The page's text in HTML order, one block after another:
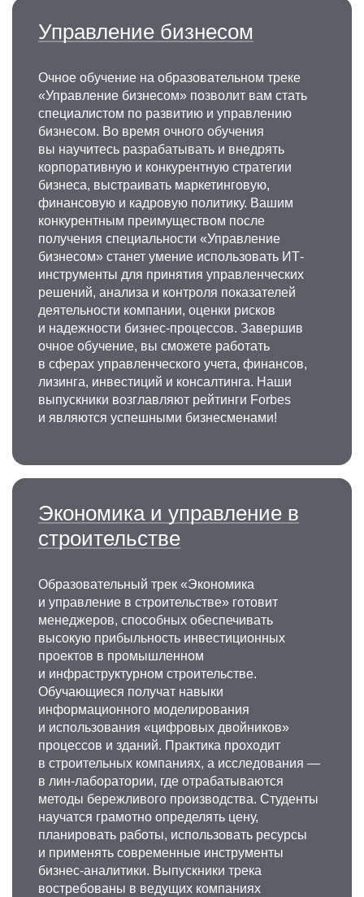
Управление бизнесом
Очное обучение на образовательном треке
«Управление бизнесом» позволит вам стать
специалистом по развитию и управлению
бизнесом. Во время очного обучения
вы научитесь разрабатывать и внедрять
корпоративную и конкурентную стратегии
бизнеса, выстраивать маркетинговую,
финансовую и кадровую политику. Вашим
конкурентным преимуществом после
получения специальности «Управление
бизнесом» станет умение использовать ИТ-
инструменты для принятия управленческих
решений, анализа и контроля показателей
деятельности компании, оценки рисков
и надежности бизнес-процессов. Завершив
очное обучение, вы сможете работать
в сферах управленческого учета, финансов,
лизинга, инвестиций и консалтинга. Наши
выпускники возглавляют рейтинги Forbes
и являются успешными бизнесменами!
Экономика и управление в
строительстве
Образовательный трек «Экономика
и управление в строительстве» готовит
менеджеров, способных обеспечивать
высокую прибыльность инвестиционных
проектов в промышленном
и инфраструктурном строительстве.
Обучающиеся получат навыки
информационного моделирования
и использования «цифровых двойников»
процессов и зданий. Практика проходит
в строительных компаниях, а исследования —
в лин-лаборатории, где отрабатываются
методы бережливого производства. Студенты
научатся грамотно определять цену,
планировать работы, использовать ресурсы
и применять современные инструменты
бизнес-аналитики. Выпускники трека
востребованы в ведущих компаниях